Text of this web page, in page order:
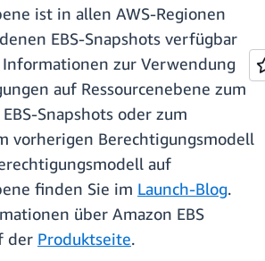
ist in allen AWS-Regionen
EBS-Snapshots verfügbar
zur Verwendung
auf Ressourcenebene zum
Snapshots oder zum
vorherigen Berechtigungsmodell
auf
finden Sie im Launch-Blog.
über Amazon EBS
der Produktseite.